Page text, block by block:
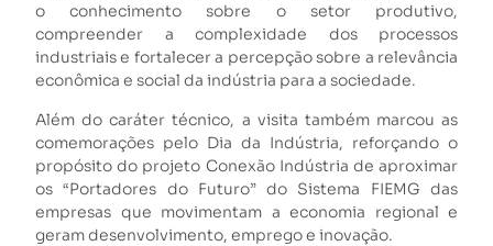
o conhecimento sobre o setor produtivo,
compreender a complexidade dos processos
industriais e fortalecer a percepção sobre a relevância
econômica e social da indústria para a sociedade.
Além do caráter técnico, a visita também marcou as
comemorações pelo Dia da Indústria, reforçando o
propósito do projeto Conexão Indústria de aproximar
os “Portadores do Futuro” do Sistema FIEMG das
empresas que movimentam a economia regional e
geram desenvolvimento, emprego e inovação.